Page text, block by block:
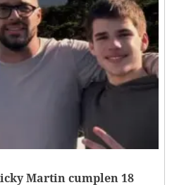
Martin cumplen 18